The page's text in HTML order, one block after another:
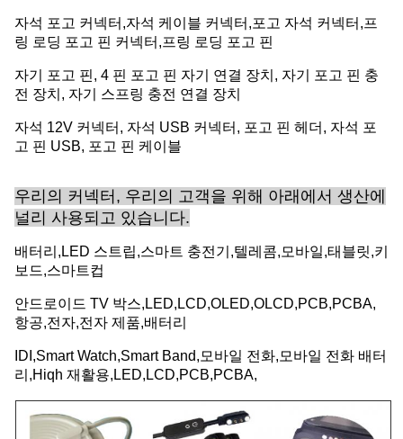
자석 포고 커넥터,자석 케이블 커넥터,포고 자석 커넥터,프
링 로딩 포고 핀 커넥터,프링 로딩 포고 핀
자기 포고 핀, 4 핀 포고 핀 자기 연결 장치, 자기 포고 핀 충
전 장치, 자기 스프링 충전 연결 장치
자석 12V 커넥터, 자석 USB 커넥터, 포고 핀 헤더, 자석 포
고 핀 USB, 포고 핀 케이블
우리의 커넥터, 우리의 고객을 위해 아래에서 생산에
널리 사용되고 있습니다.
배터리,LED 스트립,스마트 충전기,텔레콤,모바일,태블릿,키
보드,스마트컵
안드로이드 TV 박스,LED,LCD,OLED,OLCD,PCB,PCBA,
항공,전자,전자 제품,배터리
IDI,Smart Watch,Smart Band,모바일 전화,모바일 전화 배터
리,Hiqh 재활용,LED,LCD,PCB,PCBA,